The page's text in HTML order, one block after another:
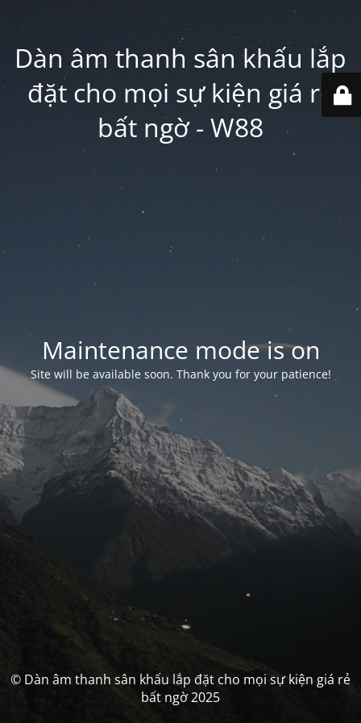
Dàn âm thanh sân khấu lắp
đặt cho mọi sự kiện giá rẻ
bất ngờ - W88
Maintenance mode is on
Site will be available soon. Thank you for your patience!
© Dàn âm thanh sân khấu lắp đặt cho mọi sự kiện giá rẻ
bất ngờ 2025